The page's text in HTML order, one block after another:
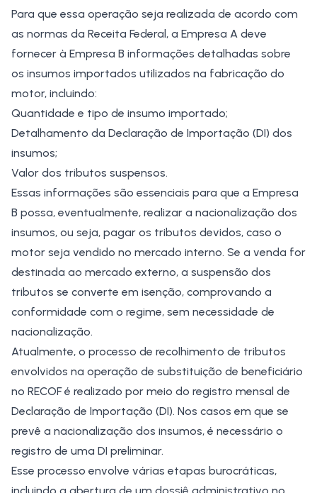
Para que essa operação seja realizada de acordo com
as normas da Receita Federal, a Empresa A deve
fornecer à Empresa B informações detalhadas sobre
os insumos importados utilizados na fabricação do
motor, incluindo:
Quantidade e tipo de insumo importado;
Detalhamento da Declaração de Importação (DI) dos
insumos;
Valor dos tributos suspensos.
Essas informações são essenciais para que a Empresa
B possa, eventualmente, realizar a nacionalização dos
insumos, ou seja, pagar os tributos devidos, caso o
motor seja vendido no mercado interno. Se a venda for
destinada ao mercado externo, a suspensão dos
tributos se converte em isenção, comprovando a
conformidade com o regime, sem necessidade de
nacionalização.
Atualmente, o processo de recolhimento de tributos
envolvidos na operação de substituição de beneficiário
no RECOF é realizado por meio do registro mensal de
Declaração de Importação (DI). Nos casos em que se
prevê a nacionalização dos insumos, é necessário o
registro de uma DI preliminar.
Esse processo envolve várias etapas burocráticas,